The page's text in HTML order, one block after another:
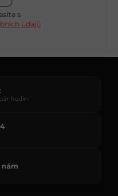
s
údajů
hodin
nám